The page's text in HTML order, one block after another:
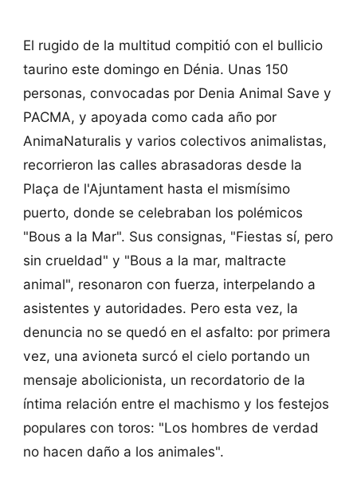
El rugido de la multitud compitió con el bullicio
taurino este domingo en Dénia. Unas 150
personas, convocadas por Denia Animal Save y
PACMA, y apoyada como cada año por
AnimaNaturalis y varios colectivos animalistas,
recorrieron las calles abrasadoras desde la
Plaça de l'Ajuntament hasta el mismísimo
puerto, donde se celebraban los polémicos
"Bous a la Mar". Sus consignas, "Fiestas sí, pero
sin crueldad" y "Bous a la mar, maltracte
animal", resonaron con fuerza, interpelando a
asistentes y autoridades. Pero esta vez, la
denuncia no se quedó en el asfalto: por primera
vez, una avioneta surcó el cielo portando un
mensaje abolicionista, un recordatorio de la
íntima relación entre el machismo y los festejos
populares con toros: "Los hombres de verdad
no hacen daño a los animales".